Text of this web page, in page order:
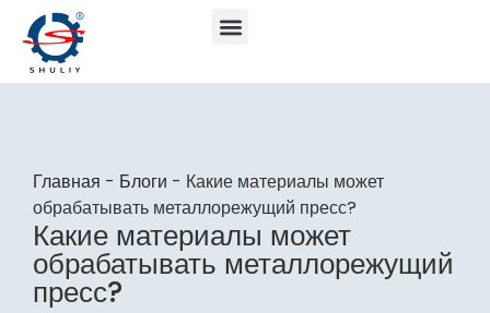
Главная - Блоги - Какие материалы может
обрабатывать металлорежущий пресс?
Какие материалы может
обрабатывать металлорежущий
пресс?